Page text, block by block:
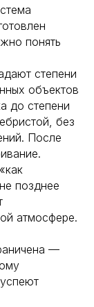
понять
степени
объектов
до степени
без
После
позднее
атмосфере.
—